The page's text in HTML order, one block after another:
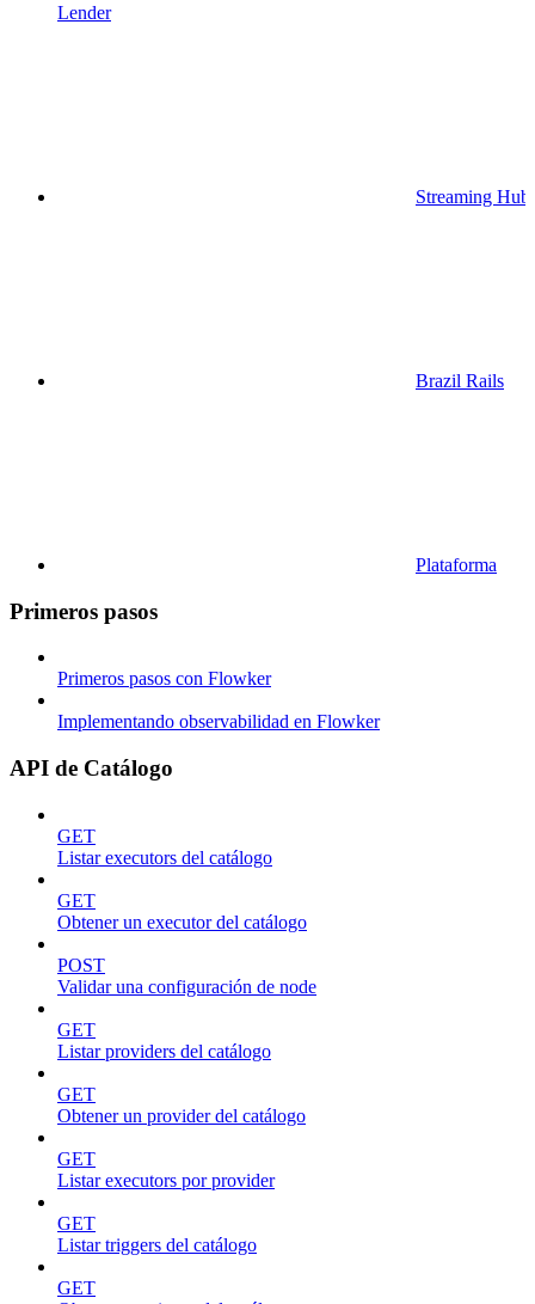
Lender
Streaming Hub
Brazil Rails
Plataforma
Primeros pasos
Primeros pasos con Flowker
Implementando observabilidad en Flowker
API de Catálogo
GET
Listar executors del catálogo
GET
Obtener un executor del catálogo
POST
Validar una configuración de node
GET
Listar providers del catálogo
GET
Obtener un provider del catálogo
GET
Listar executors por provider
GET
Listar triggers del catálogo
GET